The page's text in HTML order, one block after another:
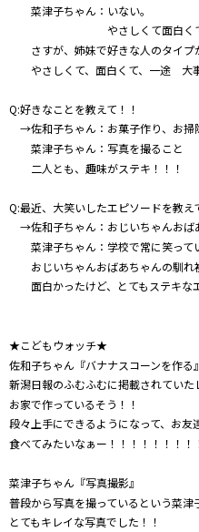
菜津子ちゃん：いない。
やさしくて面白くて一
さすが、姉妹で好きな人のタイプ
やさしくて、面白くて、一途 大事
Q:好きなことを教えて！！
→佐和子ちゃん：お菓子作り、お掃
菜津子ちゃん：写真を撮ること
二人とも、趣味がステキ！！！
Q:最近、大笑いしたエピソードを教え
→佐和子ちゃん：おじいちゃんおば
菜津子ちゃん：学校で常に笑って
おじいちゃんおばあちゃんの馴れ
面白かったけど、とてもステキな
★こどもウォッチ★
佐和子ちゃん『バナナスコーンを作る』
新潟日報のふむふむに掲載されていた
お家で作っているそう！！
段々上手にできるようになって、お友
食べてみたいなぁー！！！！！！！！
菜津子ちゃん『写真撮影』
普段から写真を撮っているという菜津
とてもキレイな写真でした！！